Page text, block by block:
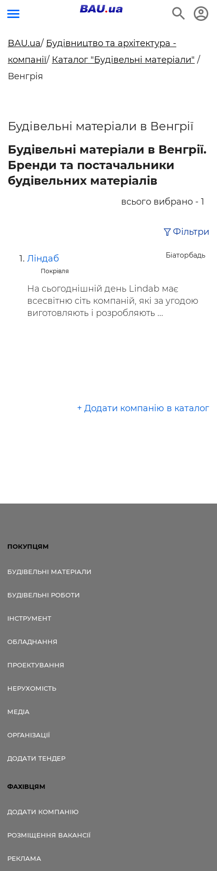
BAU.ua/ Будівництво та архітектура -
компанії/ Каталог "Будівельні матеріали" /
Венгрія
Будівельні матеріали в Венгрії
Будівельні матеріали в Венгрії.
Бренди та постачальники
будівельних матеріалів
всього вибрано - 1
Фільтри
Біаторбадь
Ліндаб
Покрівля
На сьогоднішній день Lindab має
всесвітню сіть компаній, які за угодою
виготовляють і розробляють ...
+ Додати компанію в каталог
ПОКУПЦЯМ
БУДІВЕЛЬНІ МАТЕРІАЛИ
БУДІВЕЛЬНІ РОБОТИ
ІНСТРУМЕНТ
ОБЛАДНАННЯ
ПРОЕКТУВАННЯ
НЕРУХОМІСТЬ
МЕДІА
ОРГАНІЗАЦІЇ
ДОДАТИ ТЕНДЕР
ФАХІВЦЯМ
ДОДАТИ КОМПАНІЮ
РОЗМІЩЕННЯ ВАКАНСІЇ
РЕКЛАМА